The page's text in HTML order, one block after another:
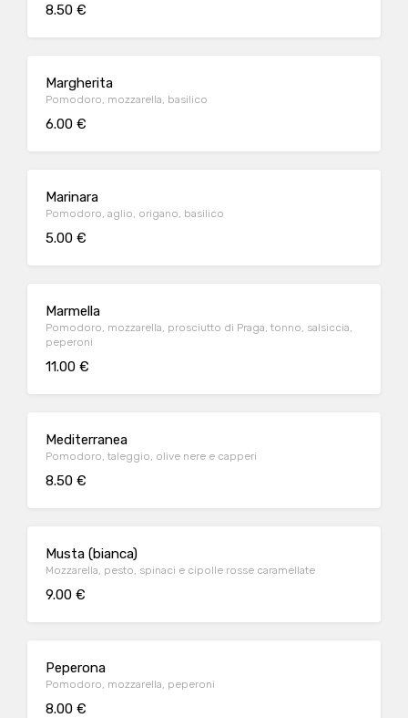
8.50 €
Margherita
Pomodoro, mozzarella, basilico
6.00 €
Marinara
Pomodoro, aglio, origano, basilico
5.00 €
Marmella
Pomodoro, mozzarella, prosciutto di Praga, tonno, salsiccia,
peperoni
11.00 €
Mediterranea
Pomodoro, taleggio, olive nere e capperi
8.50 €
Musta (bianca)
Mozzarella, pesto, spinaci e cipolle rosse caramellate
9.00 €
Peperona
Pomodoro, mozzarella, peperoni
8.00 €